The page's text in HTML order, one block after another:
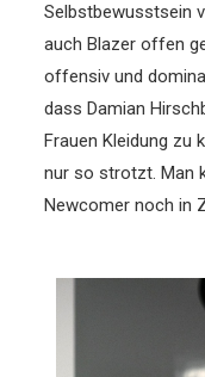
Selbstbewusstsein
auch Blazer offen
offensiv und
dass Damian
Frauen Kleidung zu
nur so strotzt. Man
Newcomer noch in